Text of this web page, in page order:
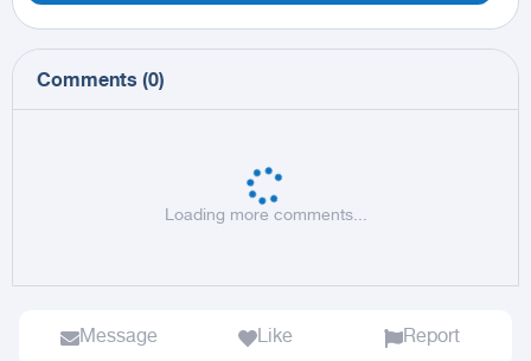
Comments (0)
Loading more comments...
Message Like Report